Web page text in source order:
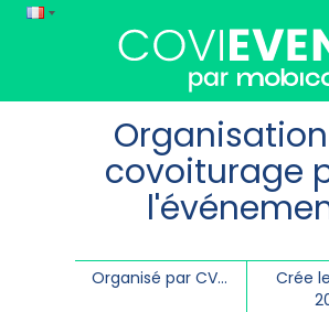
covoiturage
Organisé par CVM & CNSPB
Crée